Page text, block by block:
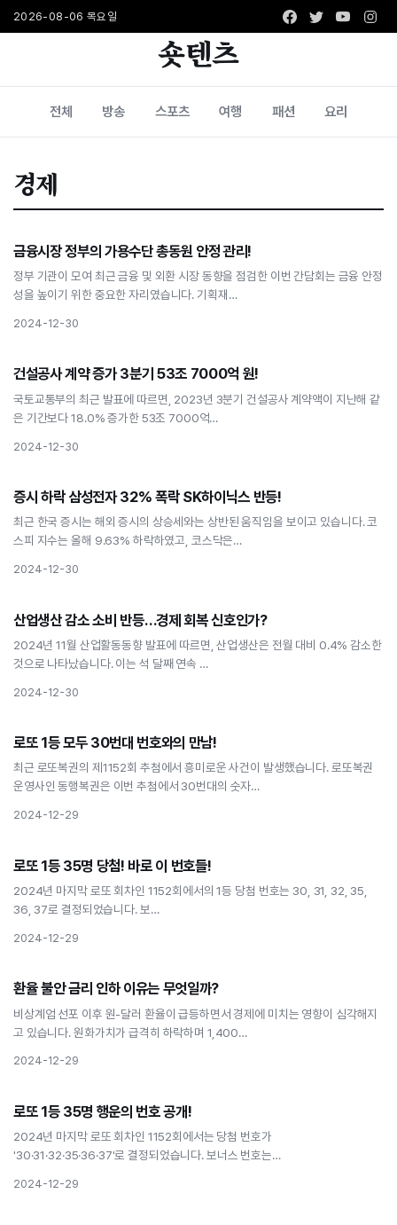
2026-08-06 목요일 Facebook
Twitter
숏텐츠
전체 방송 스포츠 여행 패션 요리
경제
금융시장 정부의 가용수단 총동원 안정 관리!
경제
금융시장 정부의 가용수단 총동원 안정 관리!
정부 기관이 모여 최근 금융 및 외환 시장 동향을 점검한 이번 간담회는 금융 안정
성을 높이기 위한 중요한 자리였습니다. 기획재…
2024-12-30
건설공사 계약 증가 3분기 53조 7000억 원!
경제
건설공사 계약 증가 3분기 53조 7000억 원!
국토교통부의 최근 발표에 따르면, 2023년 3분기 건설공사 계약액이 지난해 같
은 기간보다 18.0% 증가한 53조 7000억…
2024-12-30
증시 하락 삼성전자 32% 폭락 SK하이닉스 반등!
경제
증시 하락 삼성전자 32% 폭락 SK하이닉스 반등!
최근 한국 증시는 해외 증시의 상승세와는 상반된 움직임을 보이고 있습니다. 코
스피 지수는 올해 9.63% 하락하였고, 코스닥은…
2024-12-30
산업생산 감소 소비 반등…경제 회복 신호인가?
경제
산업생산 감소 소비 반등…경제 회복 신호인가?
2024년 11월 산업활동동향 발표에 따르면, 산업생산은 전월 대비 0.4% 감소한
것으로 나타났습니다. 이는 석 달째 연속 …
2024-12-30
로또 1등 모두 30번대 번호와의 만남!
경제
로또 1등 모두 30번대 번호와의 만남!
최근 로또복권의 제1152회 추첨에서 흥미로운 사건이 발생했습니다. 로또복권
운영사인 동행복권은 이번 추첨에서 30번대의 숫자…
2024-12-29
로또 1등 35명 당첨! 바로 이 번호들!
경제
로또 1등 35명 당첨! 바로 이 번호들!
2024년 마지막 로또 회차인 1152회에서의 1등 당첨 번호는 30, 31, 32, 35,
36, 37로 결정되었습니다. 보…
2024-12-29
환율 불안 금리 인하 이유는 무엇일까?
경제
환율 불안 금리 인하 이유는 무엇일까?
비상계엄 선포 이후 원-달러 환율이 급등하면서 경제에 미치는 영향이 심각해지
고 있습니다. 원화가치가 급격히 하락하며 1,400…
2024-12-29
로또 1등 35명 행운의 번호 공개!
경제
로또 1등 35명 행운의 번호 공개!
2024년 마지막 로또 회차인 1152회에서는 당첨 번호가
'30·31·32·35·36·37'로 결정되었습니다. 보너스 번호는…
2024-12-29